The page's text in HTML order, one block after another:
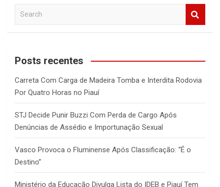
a
c
Posts recentes
Carreta Com Carga de Madeira Tomba e Interdita Rodovia
Por Quatro Horas no Piauí
STJ Decide Punir Buzzi Com Perda de Cargo Após
Denúncias de Assédio e Importunação Sexual
Vasco Provoca o Fluminense Após Classificação: “É o
Destino”
Ministério da Educação Divulga Lista do IDEB e Piauí Tem